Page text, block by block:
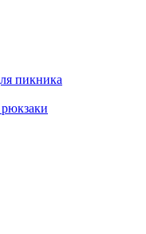
пикника